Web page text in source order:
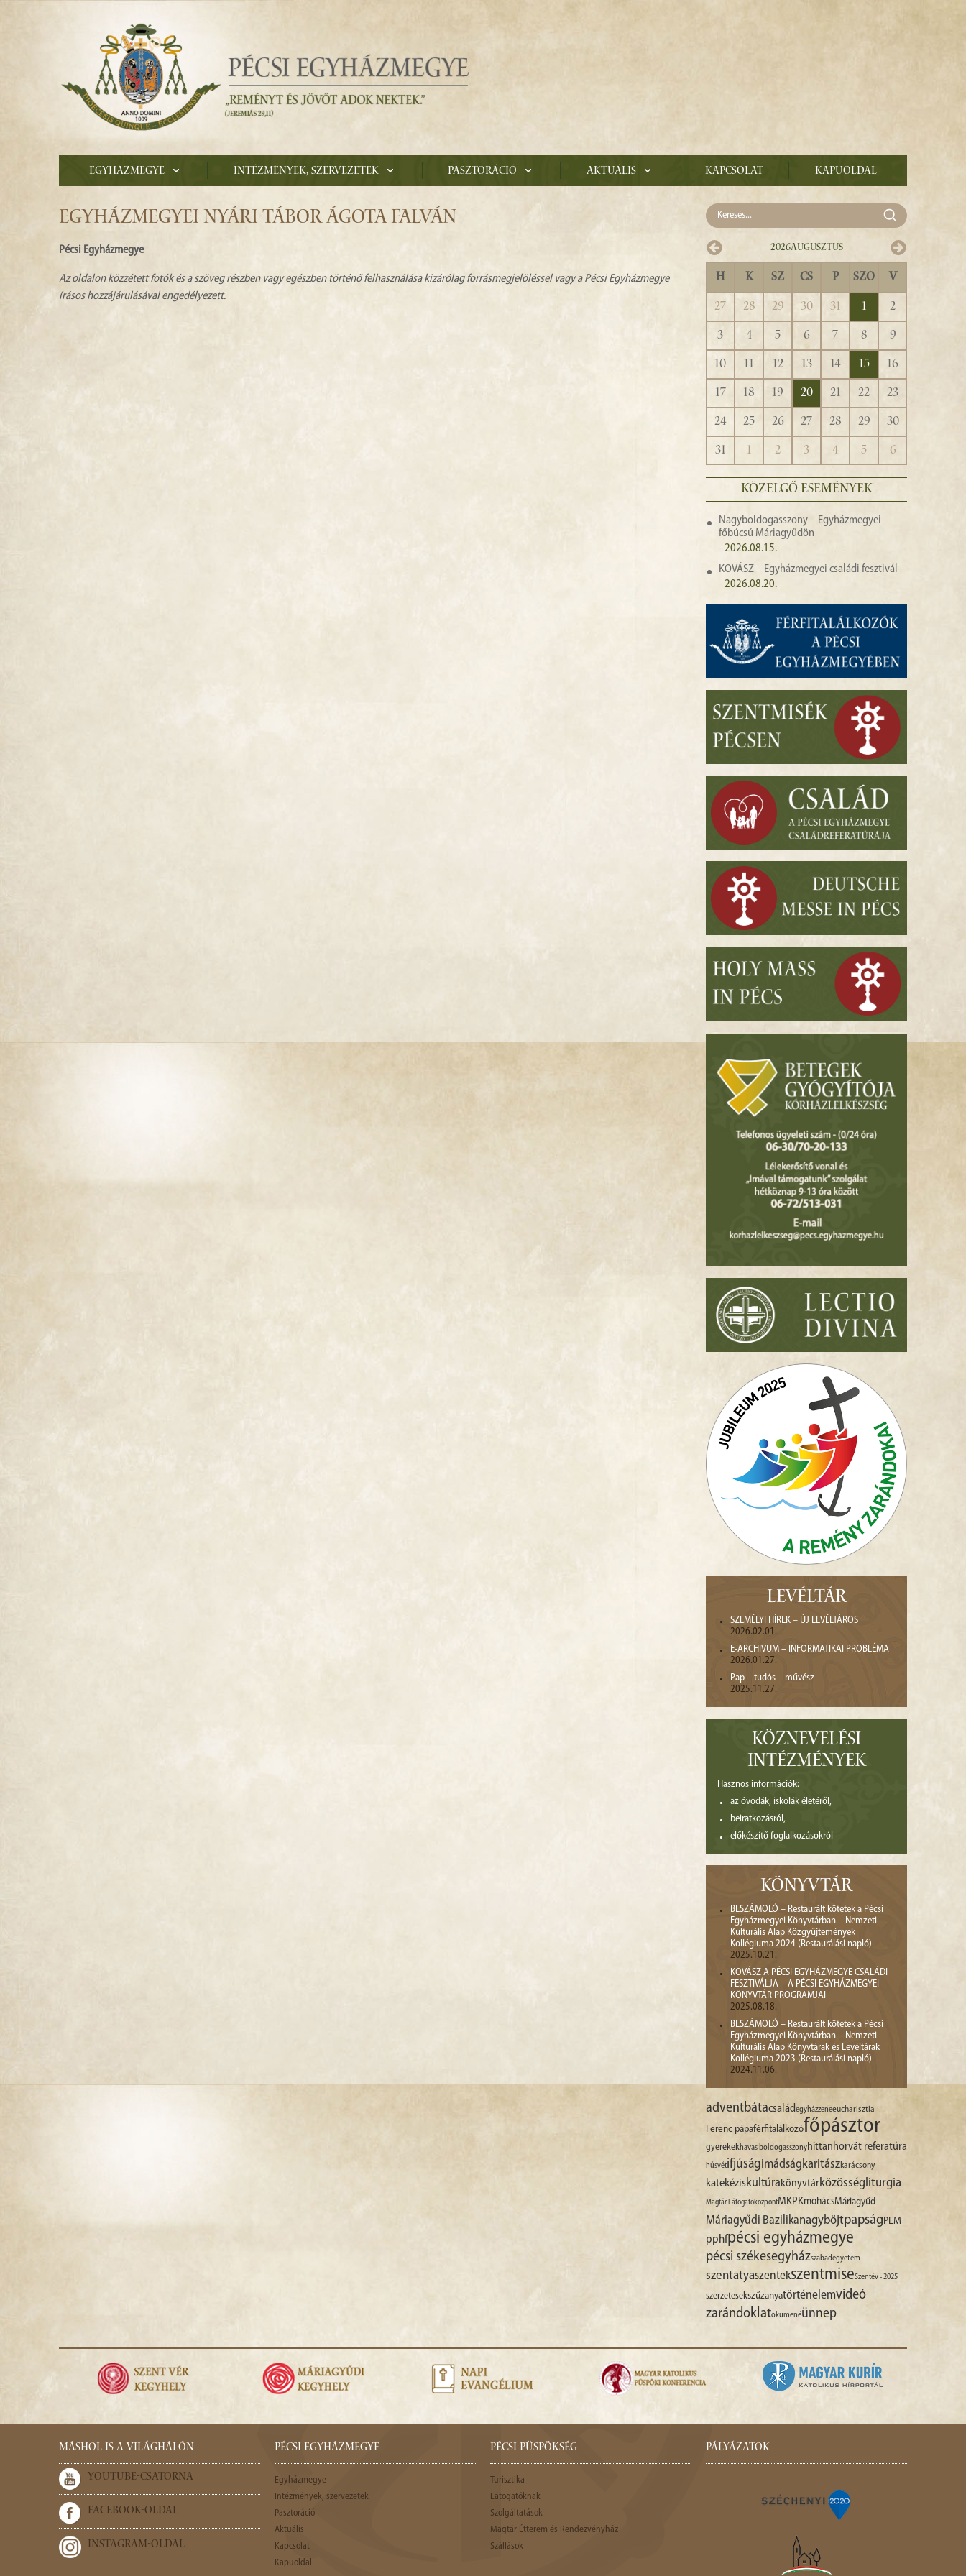
Egyházmegye Intézmények, szervezetek Pasztoráció Aktuális Kapcsolat Kapuoldal
EGYHÁZMEGYEI NYÁRI TÁBOR ÁGOTA FALVÁN
Pécsi Egyházmegye
Az oldalon közzétett fotók és a szöveg részben vagy egészben történő felhasználása kizárólag forrásmegjelöléssel vagy a Pécsi Egyházmegye
írásos hozzájárulásával engedélyezett.
2026Augusztus
H K SZ CS P SZO V
27 28 29 30 31 1
2
3
4 5 6 7 8
9
10
11 12 13 14 15
16
17
18 19 20 21 22
23
24
25 26 27 28 29
30
31
1 2 3 4 5 6
KÖZELGŐ ESEMÉNYEK
Nagyboldogasszony – Egyházmegyei
főbúcsú Máriagyűdön
- 2026.08.15.
KOVÁSZ – Egyházmegyei családi fesztivál
- 2026.08.20.
LEVÉLTÁR
SZEMÉLYI HÍREK – ÚJ LEVÉLTÁROS
2026.02.01.
E-ARCHIVUM – INFORMATIKAI PROBLÉMA
2026.01.27.
Pap – tudós – művész
2025.11.27.
KÖZNEVELÉSI
INTÉZMÉNYEK
Hasznos információk:
az óvodák, iskolák életéről,
beiratkozásról,
előkészítő foglalkozásokról
KÖNYVTÁR
BESZÁMOLÓ – Restaurált kötetek a Pécsi
Egyházmegyei Könyvtárban – Nemzeti
Kulturális Alap Közgyűjtemények
Kollégiuma 2024 (Restaurálási napló)
2025.10.21.
KOVÁSZ A PÉCSI EGYHÁZMEGYE CSALÁDI
FESZTIVÁLJA – A PÉCSI EGYHÁZMEGYEI
KÖNYVTÁR PROGRAMJAI
2025.08.18.
BESZÁMOLÓ – Restaurált kötetek a Pécsi
Egyházmegyei Könyvtárban – Nemzeti
Kulturális Alap Könyvtárak és Levéltárak
Kollégiuma 2023 (Restaurálási napló)
2024.11.06.
adventbátacsaládegyházzeneeucharisztia
Ferenc pápaférfitalálkozófőpásztor
gyerekekhavas boldogasszonyhittanhorvát referatúra
húsvétifjúságimádságkaritászkarácsony
katekéziskultúra könyvtárközösségliturgia
Magtár LátogatóközpontMKPKmohácsMáriagyűd
Máriagyűdi Bazilikanagyböjtpapság PEM
pphfpécsi egyházmegye
pécsi székesegyházszabadegyetem
szentatyaszentekszentmiseSzentév - 2025
szerzetesekszűzanyatörténelemvideó
zarándoklatökumenéünnep
MÁSHOL IS A VILÁGHÁLÓN
YOUTUBE-CSATORNA
FACEBOOK-OLDAL
INSTAGRAM-OLDAL
PÉCSI EGYHÁZMEGYE
Egyházmegye
Intézmények, szervezetek
Pasztoráció
Aktuális
Kapcsolat
Kapuoldal
PÉCSI PÜSPÖKSÉG
Turisztika
Látogatóknak
Szolgáltatások
Magtár Étterem és Rendezvényház
Szállások
PÁLYÁZATOK